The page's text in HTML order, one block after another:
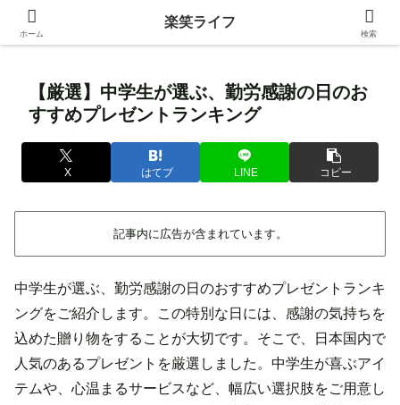
身近な生活の中にある価値ある情報を発信！
【厳選】中学生が選ぶ、勤労感謝の日のお
すすめプレゼントランキング
X はてブ LINE コピー
記事内に広告が含まれています。
中学生が選ぶ、勤労感謝の日のおすすめプレゼントランキ
ングをご紹介します。この特別な日には、感謝の気持ちを
込めた贈り物をすることが大切です。そこで、日本国内で
人気のあるプレゼントを厳選しました。中学生が喜ぶアイ
テムや、心温まるサービスなど、幅広い選択肢をご用意し
ホーム
楽笑ライフ
検索